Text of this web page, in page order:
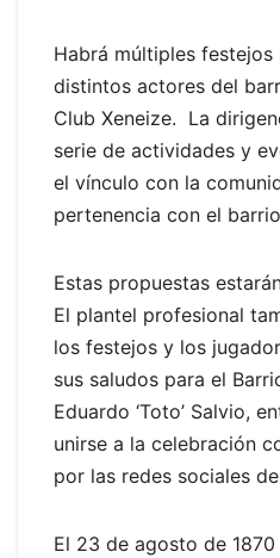
Habrá múltiples
distintos actores del
Club Xeneize. La
serie de actividades y
el vínculo con la
pertenencia con el
Estas propuestas
El plantel profesional
los festejos y los
sus saludos para el
Eduardo ‘Toto’ Salvio,
unirse a la celebración
por las redes sociales
El 23 de agosto de